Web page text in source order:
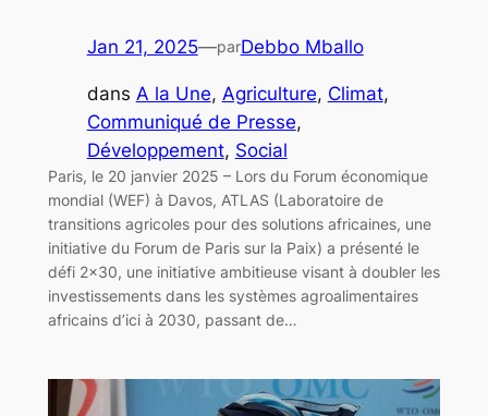
Jan 21, 2025—parDebbo Mballo
dans A la Une, Agriculture, Climat
Communiqué de Presse
Développement, Social
Paris, le 20 janvier 2025 – Lors du Forum économique
mondial (WEF) à Davos, ATLAS (Laboratoire de
transitions agricoles pour des solutions africaines, une
initiative du Forum de Paris sur la Paix) a présenté le
défi 2×30, une initiative ambitieuse visant à doubler les
investissements dans les systèmes agroalimentaires
africains d’ici à 2030, passant de…